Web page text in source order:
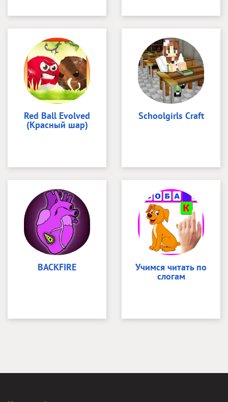
Red Ball Evolved
(Красный шар)
Schoolgirls Craft
BACKFIRE Учимся читать по
слогам